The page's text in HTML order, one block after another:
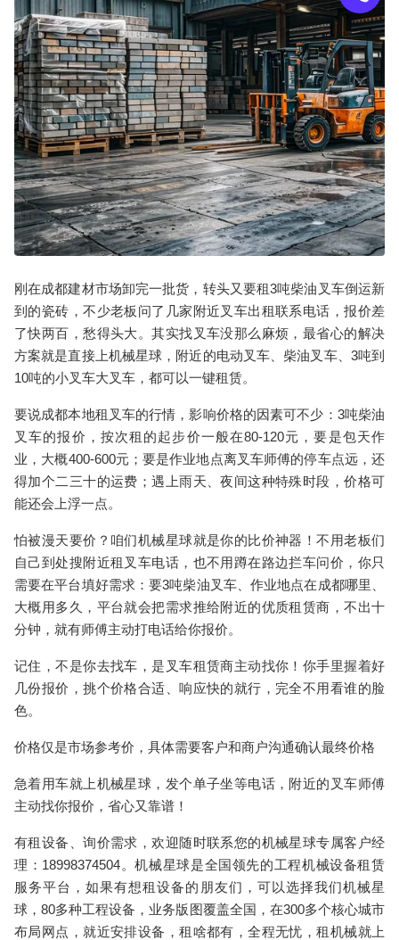
刚在成都建材市场卸完一批货，转头又要租3吨柴油叉车倒运新
到的瓷砖，不少老板问了几家附近叉车出租联系电话，报价差
了快两百，愁得头大。其实找叉车没那么麻烦，最省心的解决
方案就是直接上机械星球，附近的电动叉车、柴油叉车、3吨到
10吨的小叉车大叉车，都可以一键租赁。
要说成都本地租叉车的行情，影响价格的因素可不少：3吨柴油
叉车的报价，按次租的起步价一般在80-120元，要是包天作
业，大概400-600元；要是作业地点离叉车师傅的停车点远，还
得加个二三十的运费；遇上雨天、夜间这种特殊时段，价格可
能还会上浮一点。
怕被漫天要价？咱们机械星球就是你的比价神器！不用老板们
自己到处搜附近租叉车电话，也不用蹲在路边拦车问价，你只
需要在平台填好需求：要3吨柴油叉车、作业地点在成都哪里、
大概用多久，平台就会把需求推给附近的优质租赁商，不出十
分钟，就有师傅主动打电话给你报价。
记住，不是你去找车，是叉车租赁商主动找你！你手里握着好
几份报价，挑个价格合适、响应快的就行，完全不用看谁的脸
色。
价格仅是市场参考价，具体需要客户和商户沟通确认最终价格
急着用车就上机械星球，发个单子坐等电话，附近的叉车师傅
主动找你报价，省心又靠谱！
有租设备、询价需求，欢迎随时联系您的机械星球专属客户经
理：18998374504。机械星球是全国领先的工程机械设备租赁
服务平台，如果有想租设备的朋友们，可以选择我们机械星
球，80多种工程设备，业务版图覆盖全国，在300多个核心城市
布局网点，就近安排设备，租啥都有，全程无忧，租机械就上